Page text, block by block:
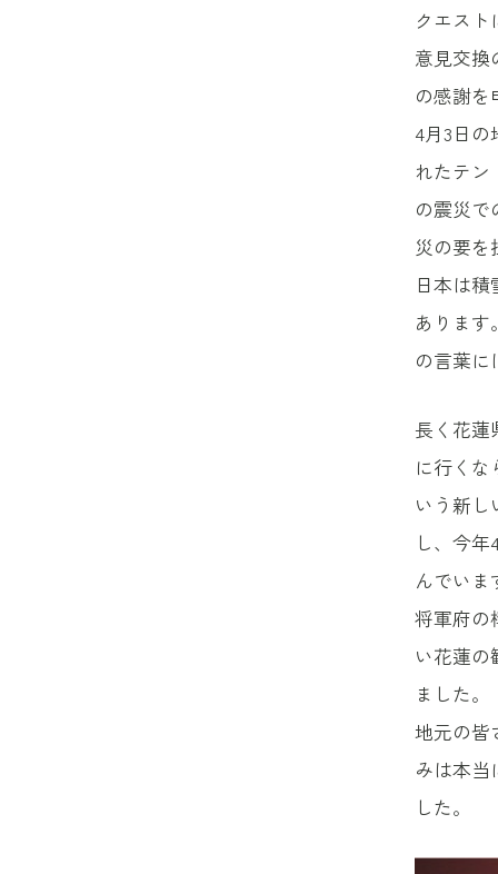
クエス
意見交換
の感謝を
4月3日
れたテン
の震災
災の要
日本は
ありま
の言葉
長く花蓮
に行く
いう新
し、今
んでいま
将軍府の
い花蓮
ました。
地元の皆
みは本
した。